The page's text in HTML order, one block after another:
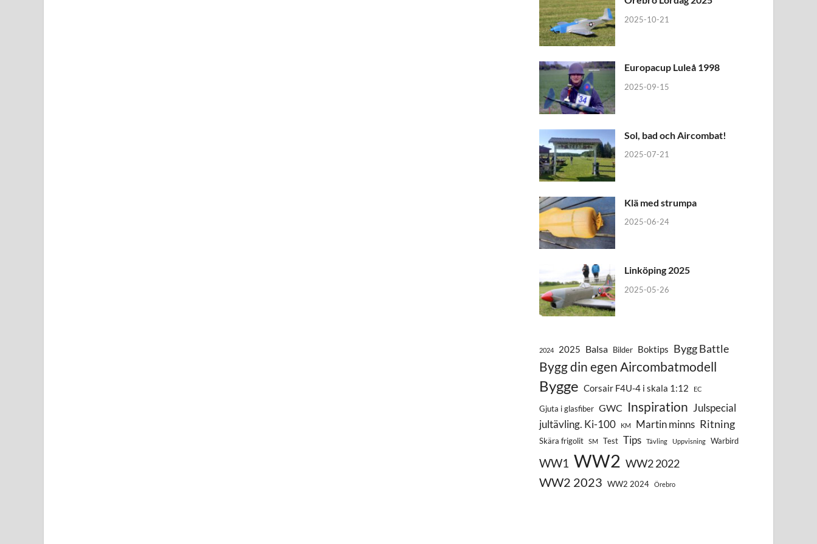
2025-10-21
Europacup Luleå 1998
2025-09-15
Sol, bad och Aircombat!
2025-07-21
Klä med strumpa
2025-06-24
Linköping 2025
2025-05-26
2024 2025 Balsa Bilder Boktips Bygg Battle
Bygg din egen Aircombatmodell
Bygge Corsair F4U-4 i skala 1:12 EC
Gjuta i glasfiber GWC Inspiration Julspecial
jultävling. Ki-100
KM Martin minns Ritning
Skära frigolit SM Test Tips Tävling Uppvisning Warbird
WW1 WW2 WW2 2022
WW2 2023 WW2 2024 Örebro